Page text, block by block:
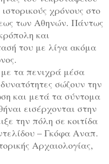
χρόνους στο
των Αθηνών. Πάντως
και
του με λίγα ακόμα
με τα πενιχρά μέσα
σώζουν την
και μετά τα σύντομα
εισέρχονται στην
την πόλη σε κοιτίδα
– Γκόφα Αναπ.
Αρχαιολογίας,